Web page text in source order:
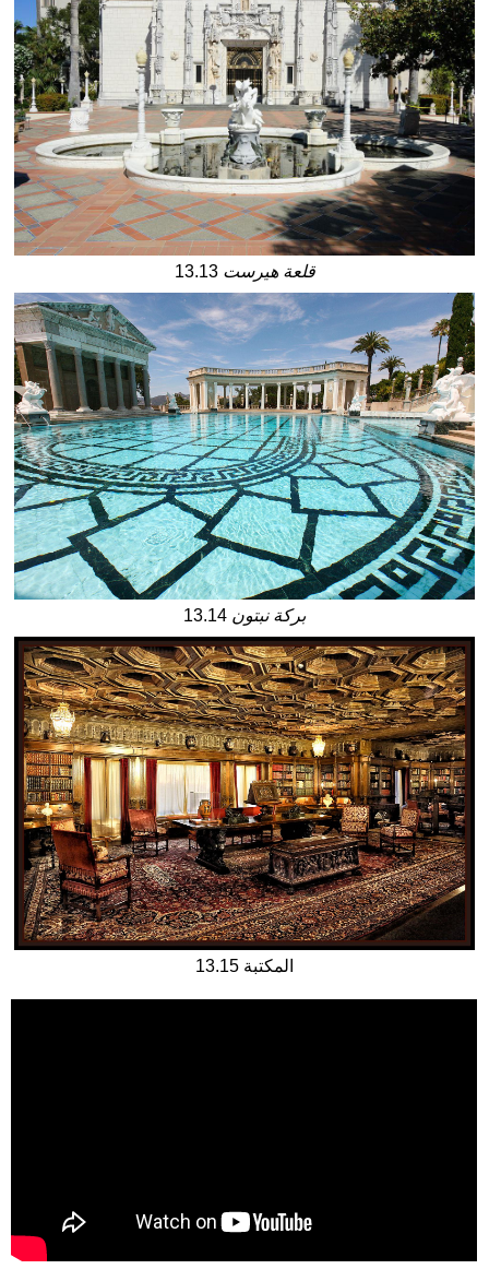
13.13 قلعة هيرست
13.14 بركة نبتون
13.15 المكتبة